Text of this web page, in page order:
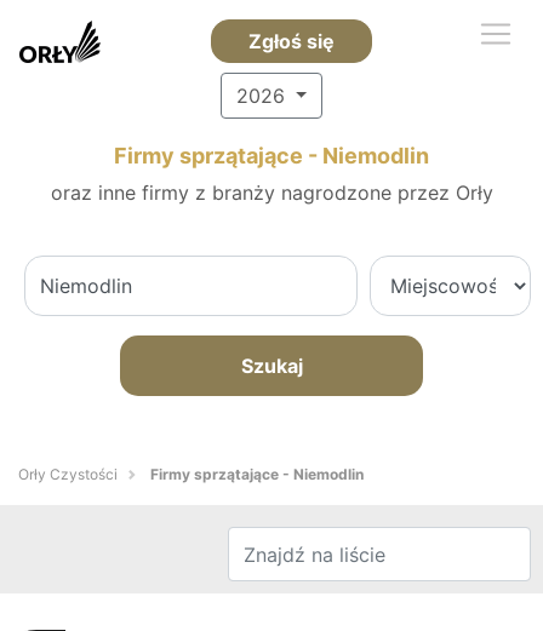
Zgłoś się
2026
Firmy sprzątające - Niemodlin
oraz inne firmy z branży nagrodzone przez Orły
Szukaj
Orły Czystości Firmy sprzątające - Niemodlin